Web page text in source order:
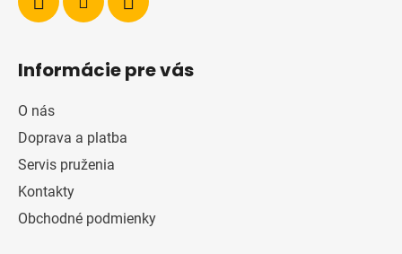
Informácie pre vás
O nás
Doprava a platba
Servis pruženia
Kontakty
Obchodné podmienky